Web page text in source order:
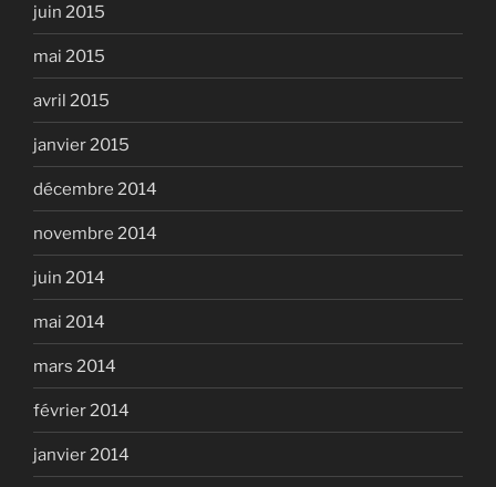
juin 2015
mai 2015
avril 2015
janvier 2015
décembre 2014
novembre 2014
juin 2014
mai 2014
mars 2014
février 2014
janvier 2014